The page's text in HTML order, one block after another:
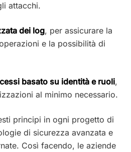
attacchi.
dei log, per assicurare la
e la possibilità di
basato su identità e ruoli,
al minimo necessario.
principi in ogni progetto di
di sicurezza avanzata e
Così facendo, le aziende